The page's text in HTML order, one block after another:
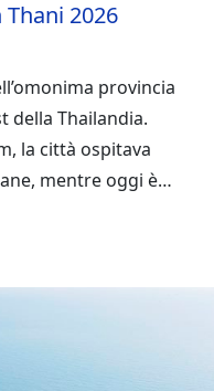
2026
provincia
della Thailandia.
la città ospitava
mentre oggi è
dura circa 2,5 ore;